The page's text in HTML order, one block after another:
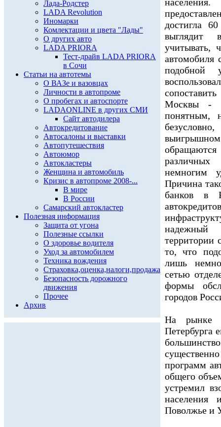
Лада-Родстер
LADA Revolution
Иномарки
Комлектации и цвета "Лады"
О других авто
LADA PRIORA
Тест-драйв LADA PRIORA
в Сочи
Статьи на автотемы
О ВАЗе и вазовцах
Личности в автопроме
О пробегах и автоспорте
LADAONLINE в других СМИ
Сайт автодилера
Автокредитование
Автосалоны и выставки
Автопутешествия
Автоюмор
Автокластеры
Женщина и автомобиль
Кризис в автопроме 2008-...
В мире
В России
Самарский автокластер
Полезная информация
Защита от угона
Полезные ссылки
О здоровье водителя
Уход за автомобилем
Техника вождения
Страховка,оценка,налоги,продажа
Безопасность дорожного
движения
Прочее
Архив
достигла
выглядит
учитывать,
автомобиля
Москвы -
понятным,
немногим
Причина
банков в
надежный
территории
то, что
лишь
сетью
формы
городов
На рынке
Петербурга
программ
общего
устремил
населения
Поволжье и